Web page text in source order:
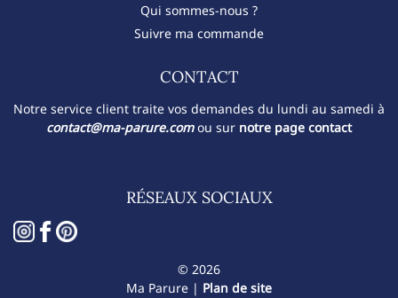
Qui sommes-nous ?
Suivre ma commande
CONTACT​
Notre service client traite vos demandes du lundi au samedi à
contact@ma-parure.comou sur notre page contact
RÉSEAUX SOCIAUX
© 2026
Ma Parure | Plan de site